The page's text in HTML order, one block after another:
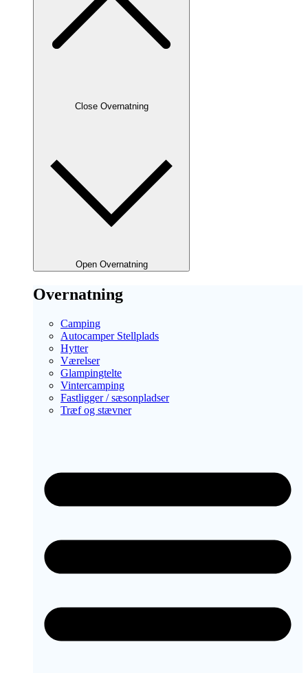
Close Overnatning
Open Overnatning
Overnatning
Camping
Autocamper Stellplads
Hytter
Værelser
Glampingtelte
Vintercamping
Fastligger / sæsonpladser
Træf og stævner